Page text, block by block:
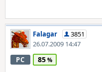
Falagar
3851
26.07.2009 14:47
PC 85